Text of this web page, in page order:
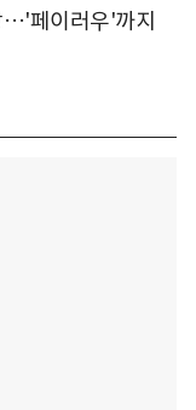
…'페이러우'까지